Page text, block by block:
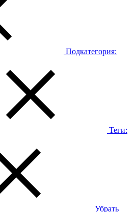
Подкатегория:
Теги:
Убрать